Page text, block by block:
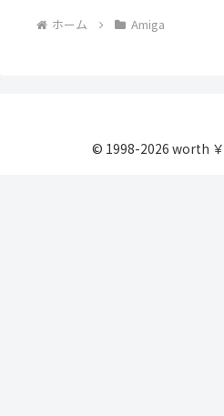
ホーム Amiga
© 1998-2026 worth